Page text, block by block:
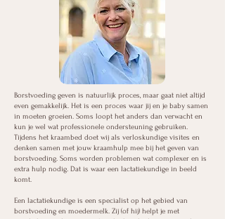
Borstvoeding geven is natuurlijk proces, maar gaat niet altijd
even gemakkelijk. Het is een proces waar jij en je baby samen
in moeten groeien. Soms loopt het anders dan verwacht en
kun je wel wat professionele ondersteuning gebruiken.
Tijdens het kraambed doet wij als verloskundige visites en
denken samen met jouw kraamhulp mee bij het geven van
borstvoeding. Soms worden problemen wat complexer en is
extra hulp nodig. Dat is waar een lactatiekundige in beeld
komt.
Een lactatiekundige is een specialist op het gebied van
borstvoeding en moedermelk. Zij (of hij) helpt je met